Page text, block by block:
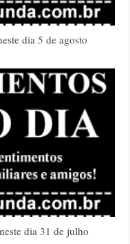
dia 5 de agosto
dia 31 de julho